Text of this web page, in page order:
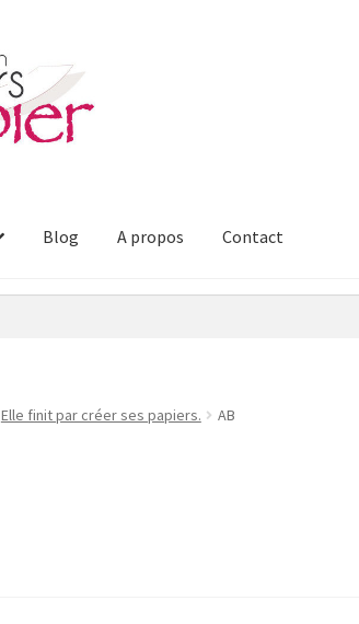
Blog A propos Contact
Elle finit par créer ses papiers. AB